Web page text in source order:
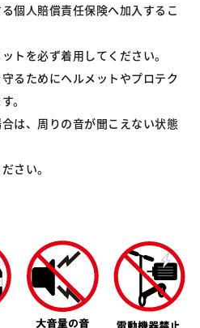
個人賠償責任保険へ加入するこ
トを必ず着用してください。
るためにヘルメットやプロテク
。
は、周りの音が聞こえない状態
さい。